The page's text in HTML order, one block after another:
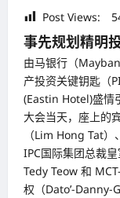
Post Views:
事先规划精明
由马银行（
产投资关键钥匙（
(Eastin Hotel)盛情
大会当天，座上的
（Lim Hong Tat）
IPC国际集团总裁
Tedy Teow 和
权（Dato’-Danny-